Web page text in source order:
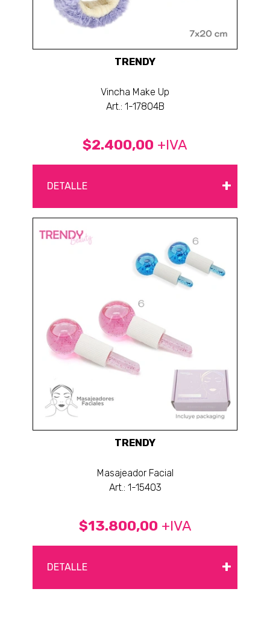
TRENDY
Vincha Make Up
Art.: 1-17804B
$2.400,00 +IVA
DETALLE +
TRENDY
Masajeador Facial
Art.: 1-15403
$13.800,00 +IVA
DETALLE +